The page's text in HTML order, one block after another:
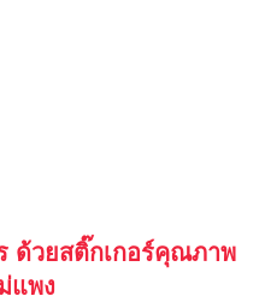
ด้วยสติ๊กเกอร์คุณภาพ
แพง